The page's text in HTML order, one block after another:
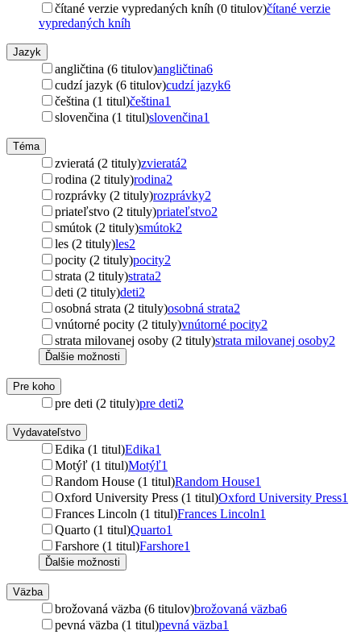
čítané verzie vypredaných kníh (0 titulov)čítané verzie
vypredaných kníh
Jazyk
angličtina (6 titulov)angličtina6
cudzí jazyk (6 titulov)cudzí jazyk6
čeština (1 titul)čeština1
slovenčina (1 titul)slovenčina1
Téma
zvieratá (2 tituly)zvieratá2
rodina (2 tituly)rodina2
rozprávky (2 tituly)rozprávky2
priateľstvo (2 tituly)priateľstvo2
smútok (2 tituly)smútok2
les (2 tituly)les2
pocity (2 tituly)pocity2
strata (2 tituly)strata2
deti (2 tituly)deti2
osobná strata (2 tituly)osobná strata2
vnútorné pocity (2 tituly)vnútorné pocity2
strata milovanej osoby (2 tituly)strata milovanej osoby2
Ďalšie možnosti
Pre koho
pre deti (2 tituly)pre deti2
Vydavateľstvo
Edika (1 titul)Edika1
Motýľ (1 titul)Motýľ1
Random House (1 titul)Random House1
Oxford University Press (1 titul)Oxford University Press1
Frances Lincoln (1 titul)Frances Lincoln1
Quarto (1 titul)Quarto1
Farshore (1 titul)Farshore1
Ďalšie možnosti
Väzba
brožovaná väzba (6 titulov)brožovaná väzba6
pevná väzba (1 titul)pevná väzba1